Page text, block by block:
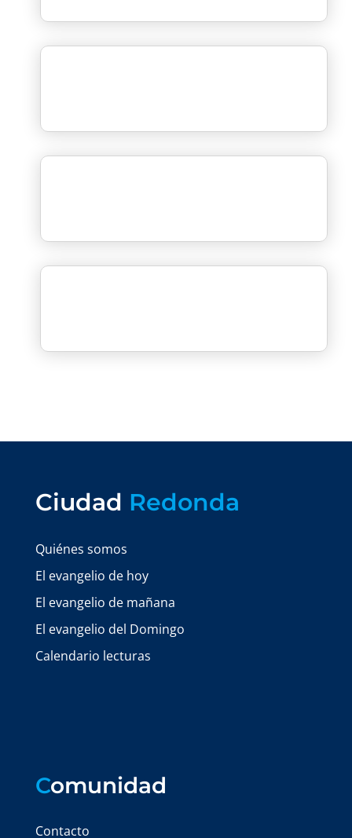
Ciudad Redonda
Quiénes somos
El evangelio de hoy
El evangelio de mañana
El evangelio del Domingo
Calendario lecturas
Comunidad
Contacto